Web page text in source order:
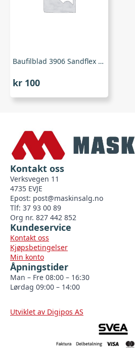
Baufilblad 3906 Sandflex 300mm 32T bimetall 2 stk, Bahco
kr 100
Kontakt oss
Verksvegen 11
4735 EVJE
Epost: post@maskinsalg.no
Tlf: 37 93 00 89
Org nr. 827 442 852
Kundeservice
Kontakt oss
Kjøpsbetingelser
Min konto
Åpningstider
Man – Fre 08:00 – 16:30
Lørdag 09:00 – 14:00
Utviklet av Digipos AS